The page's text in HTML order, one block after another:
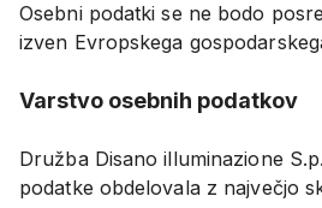
Osebni podatki se ne bodo
izven Evropskega
Varstvo osebnih podatkov
Družba Disano illuminazione
podatke obdelovala z največjo